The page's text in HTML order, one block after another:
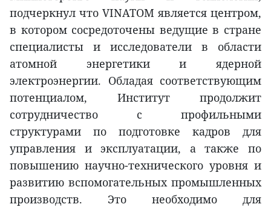
подчеркнул что VINATOM является центром,
в котором сосредоточены ведущие в стране
специалисты и исследователи в области
атомной энергетики и ядерной
электроэнергии. Обладая соответствующим
потенциалом, Институт продолжит
сотрудничество с профильными
структурами по подготовке кадров для
управления и эксплуатации, а также по
повышению научно-технического уровня и
развитию вспомогательных промышленных
производств. Это необходимо для